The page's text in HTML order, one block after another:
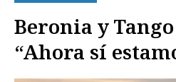
Beronia y
“Ahora sí